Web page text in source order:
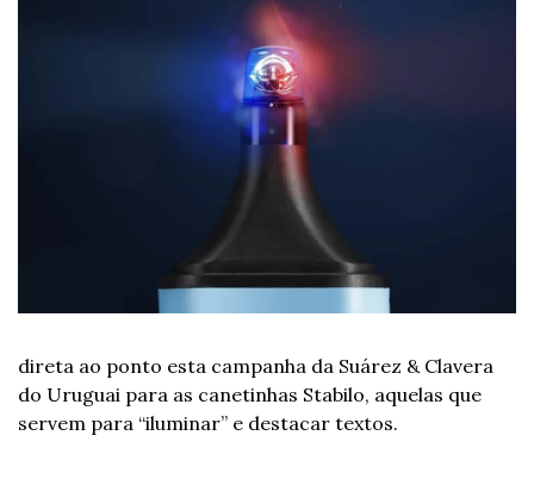
direta ao ponto esta campanha da Suárez & Clavera
do Uruguai para as canetinhas Stabilo, aquelas que
servem para “iluminar” e destacar textos.